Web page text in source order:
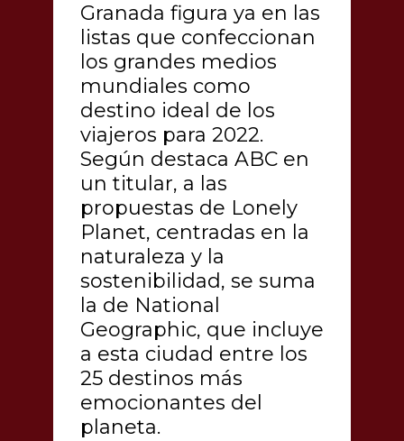
Granada figura ya en las
listas que confeccionan
los grandes medios
mundiales como
destino ideal de los
viajeros para 2022.
Según destaca ABC en
un titular, a las
propuestas de Lonely
Planet, centradas en la
naturaleza y la
sostenibilidad, se suma
la de National
Geographic, que incluye
a esta ciudad entre los
25 destinos más
emocionantes del
planeta.